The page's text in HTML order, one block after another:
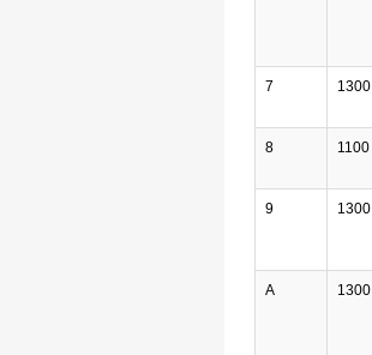
7 1300
8 1100
9 1300
A 1300